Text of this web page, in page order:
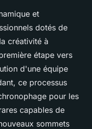
et
dotés de
créativité à
étape vers
d'une équipe
ce processus
pour les
capables de
sommets